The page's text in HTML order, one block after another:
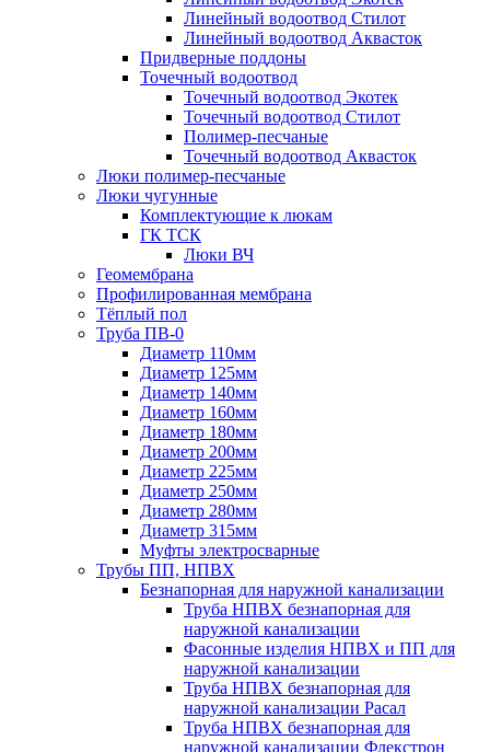
Линейный водоотвод Стилот
Линейный водоотвод Аквасток
Придверные поддоны
Точечный водоотвод
Точечный водоотвод Экотек
Точечный водоотвод Стилот
Полимер-песчаные
Точечный водоотвод Аквасток
Люки полимер-песчаные
Люки чугунные
Комплектующие к люкам
ГК ТСК
Люки ВЧ
Геомембрана
Профилированная мембрана
Тёплый пол
Труба ПВ-0
Диаметр 110мм
Диаметр 125мм
Диаметр 140мм
Диаметр 160мм
Диаметр 180мм
Диаметр 200мм
Диаметр 225мм
Диаметр 250мм
Диаметр 280мм
Диаметр 315мм
Муфты электросварные
Трубы ПП, НПВХ
Безнапорная для наружной канализации
Труба НПВХ безнапорная для
наружной канализации
Фасонные изделия НПВХ и ПП для
наружной канализации
Труба НПВХ безнапорная для
наружной канализации Расал
Труба НПВХ безнапорная для
наружной канализации Флекстрон